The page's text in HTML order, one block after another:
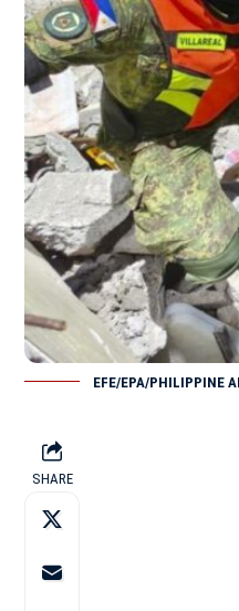
EFE/EPA/PHILIPPINE
SHARE